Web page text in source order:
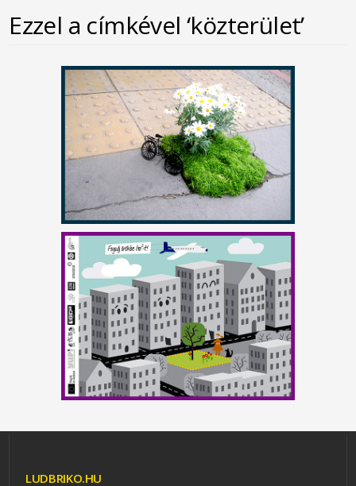
Ezzel a címkével ‘közterület’
LUDBRIKO.HU